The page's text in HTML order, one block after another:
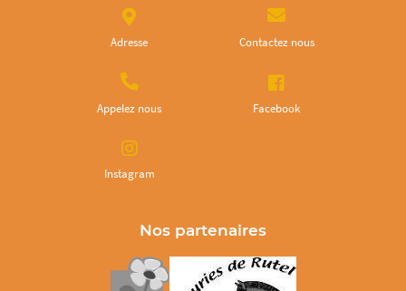
Adresse Contactez nous
Appelez nous Facebook
Instagram
Nos partenaires